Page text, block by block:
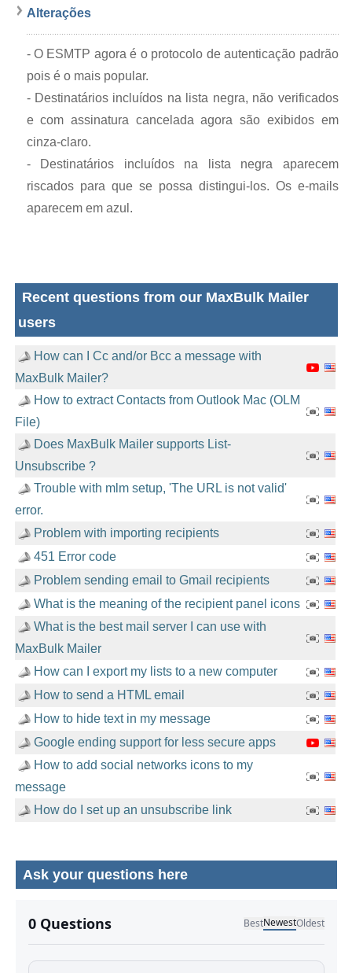
Alterações
- O ESMTP agora é o protocolo de autenticação padrão
pois é o mais popular.
- Destinatários incluídos na lista negra, não verificados
e com assinatura cancelada agora são exibidos em
cinza-claro.
-
Destinatários incluídos na lista negra aparecem
riscados para que se possa distingui-los. Os e-mails
aparecem em azul.
Recent questions from our MaxBulk Mailer
users
How can I Cc and/or Bcc a message with
MaxBulk Mailer?
How to extract Contacts from Outlook Mac (OLM
File)
Does MaxBulk Mailer supports List-
Unsubscribe ?
Trouble with mlm setup, 'The URL is not valid'
error.
Problem with importing recipients
451 Error code
Problem sending email to Gmail recipients
What is the meaning of the recipient panel icons
What is the best mail server I can use with
MaxBulk Mailer
How can I export my lists to a new computer
How to send a HTML email
How to hide text in my message
Google ending support for less secure apps
How to add social networks icons to my
message
How do I set up an unsubscribe link
Ask your questions here
No comments yet.